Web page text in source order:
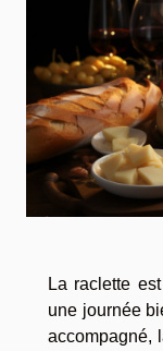
La raclette
une journée
accompagné,